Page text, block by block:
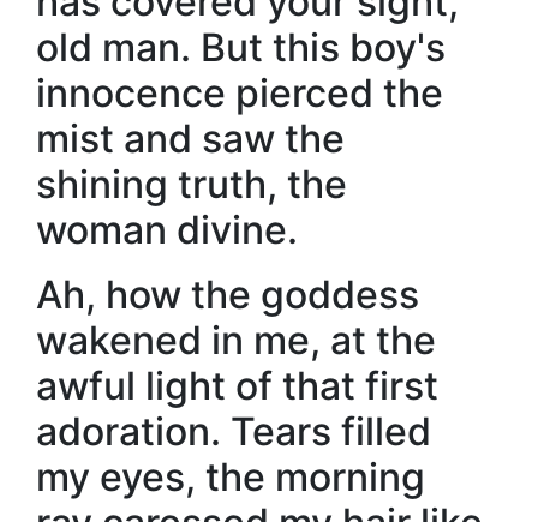
old man. But this boy's
innocence pierced the
mist and saw the
shining truth, the
woman divine.
Ah, how the goddess
wakened in me, at the
awful light of that first
adoration. Tears filled
my eyes, the morning